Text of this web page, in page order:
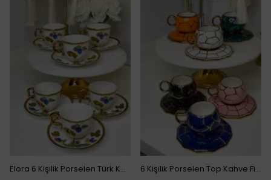
Elora 6 Kişilik Porselen Türk Kahvesi Fincanı 6 Kişilik Porselen Top Kahve Fincan Takımı